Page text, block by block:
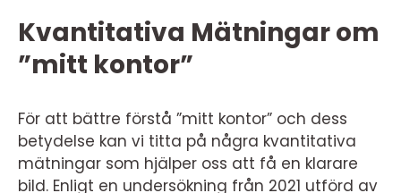
Kvantitativa Mätningar om
”mitt kontor”
För att bättre förstå ”mitt kontor” och dess
betydelse kan vi titta på några kvantitativa
mätningar som hjälper oss att få en klarare
bild. Enligt en undersökning från 2021 utförd av